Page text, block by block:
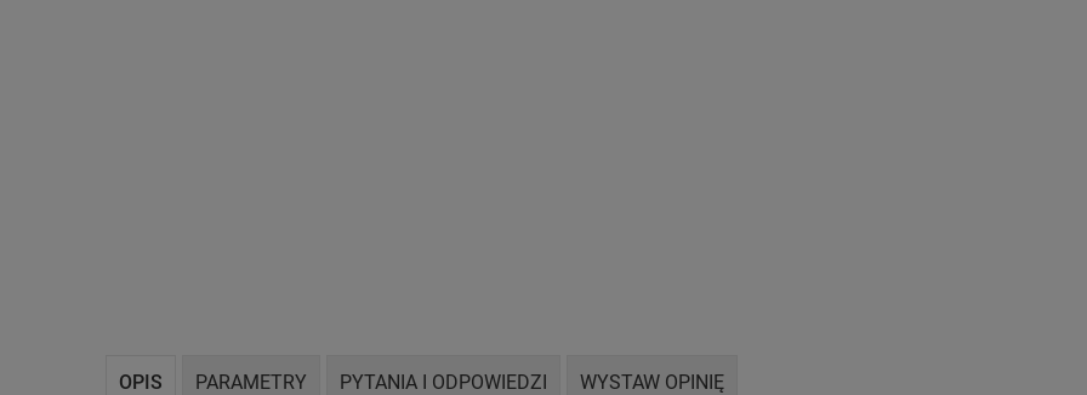
OPIS PARAMETRY PYTANIA I ODPOWIEDZI WYSTAW OPINIĘ